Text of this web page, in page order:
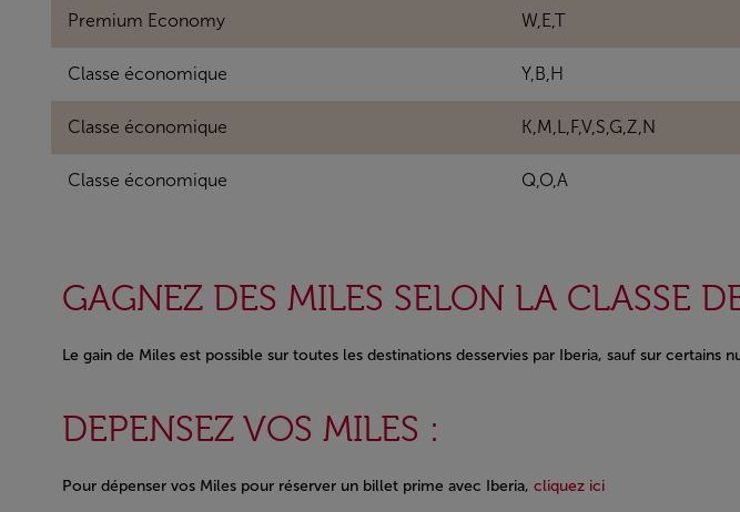
Premium Economy W,E,T
Classe économique Y,B,H
Classe économique K,M,L,F,V,S,G,Z,N
Classe économique Q,O,A
GAGNEZ DES MILES SELON LA CLASSE
Le gain de Miles est possible sur toutes les destinations desservies par Iberia, sauf sur certains
DEPENSEZ VOS MILES :
Pour dépenser vos Miles pour réserver un billet prime avec Iberia, cliquez iciOpen in a new